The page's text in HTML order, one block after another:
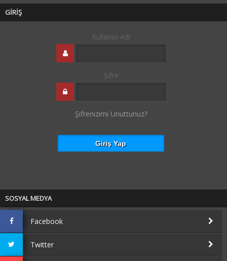
GİRİŞ
Kullanıcı Adı
Şifre
Şifrenizimi Unuttunuz?
SOSYAL MEDYA
Facebook
Twitter